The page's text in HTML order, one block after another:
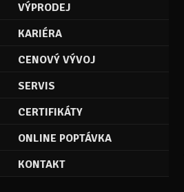
VÝPRODEJ
KARIÉRA
CENOVÝ VÝVOJ
SERVIS
CERTIFIKÁTY
ONLINE POPTÁVKA
KONTAKT